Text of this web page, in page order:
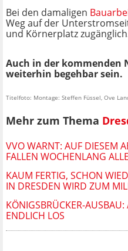
Bei den damaligen
Weg auf der
und Körnerplatz
Auch in der kommenden
weiterhin begehbar sein.
Titelfoto: Montage: Steffen Füssel, Ove
Mehr zum Thema
VVO WARNT: AUF DIESEM
FALLEN WOCHENLANG
KAUM FERTIG, SCHON
N DRESDEN WIRD ZUM
KÖNIGSBRÜCKER-
ENDLICH LOS